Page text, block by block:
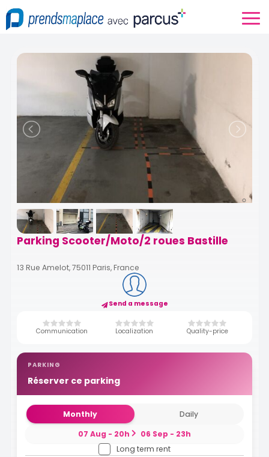
Parking Scooter/Moto/2 roues Bastille
13 Rue Amelot, 75011 Paris, France
Send a message
Communication Localization Quality-price
PARKING
Réserver ce parking
Monthly
Daily
07 Aug - 20h
06 Sep - 23h
Long term rent